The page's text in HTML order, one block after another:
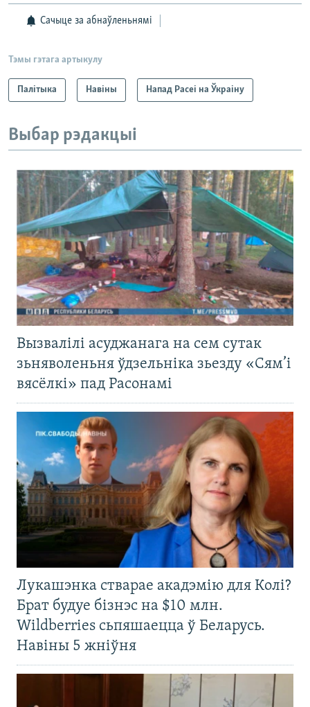
Сачыце за абнаўленьнямі
Тэмы гэтага артыкулу
Палітыка Навіны Напад Расеі на Ўкраіну
Выбар рэдакцыі
Вызвалілі асуджанага на сем сутак
зьняволеньня ўдзельніка зьезду «Сям’і
вясёлкі» пад Расонамі
Лукашэнка стварае акадэмію для Колі?
Брат будуе бізнэс на $10 млн.
Wildberries сьпяшаецца ў Беларусь.
Навіны 5 жніўня